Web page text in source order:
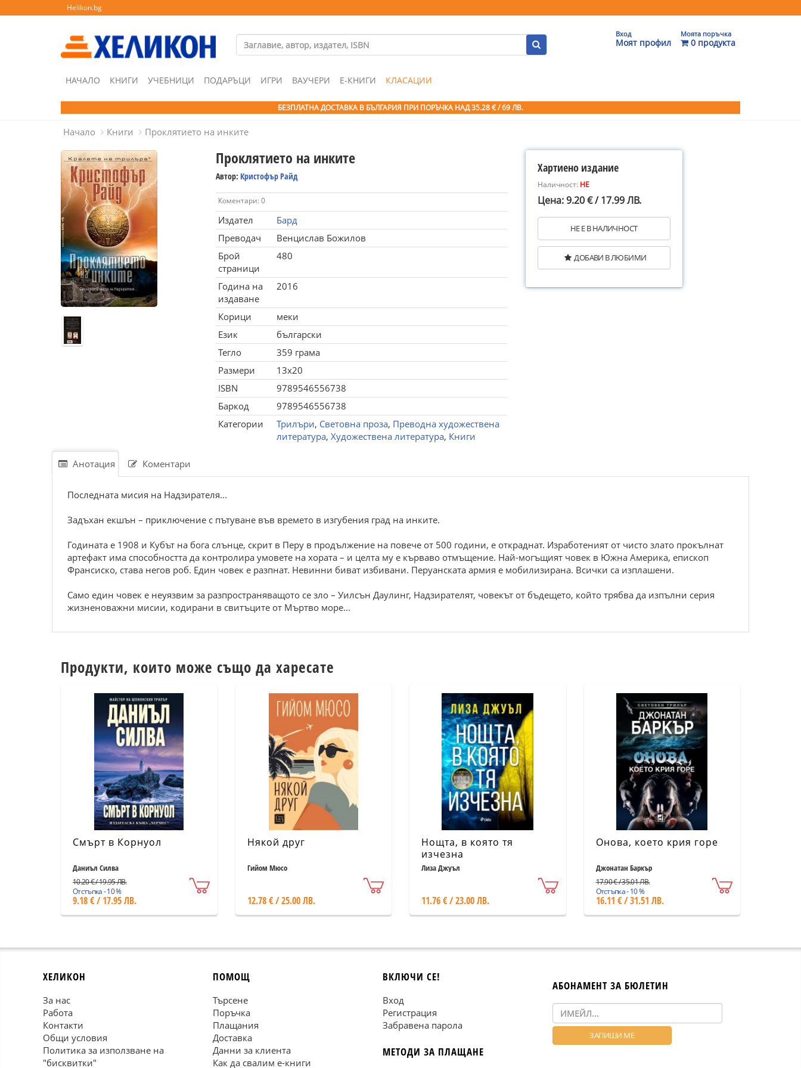
Helikon.bg
Вход
Моят профил
Моята поръчка
0 продукта
НАЧАЛО КНИГИ УЧЕБНИЦИ ПОДАРЪЦИ ИГРИ ВАУЧЕРИ Е-КНИГИ КЛАСАЦИИ
БЕЗПЛАТНА ДОСТАВКА В БЪЛГАРИЯ ПРИ ПОРЪЧКА НАД 35.28 € / 69 ЛВ.
Начало Книги Проклятието на инките
Проклятието на инките
Автор: Кристофър Райд
Коментари: 0
Издател
Бард
Преводач
Венцислав Божилов
Брой
страници
480
Година на
издаване
2016
Корици
меки
Език
български
Тегло
359 грама
Размери
13x20
ISBN
9789546556738
Баркод
9789546556738
Категории
Трилъри, Световна проза, Преводна художествена
литература, Художествена литература, Книги
Хартиено издание
Наличност: НЕ
Цена: 9.20 € / 17.99 ЛВ.
НЕ Е В НАЛИЧНОСТ
ДОБАВИ В ЛЮБИМИ
Анотация Коментари
Последната мисия на Надзирателя...
Задъхан екшън – приключение с пътуване във времето в изгубения град на инките.
Годината е 1908 и Кубът на бога слънце, скрит в Перу в продължение на повече от 500 години, е откраднат. Изработеният от чисто злато прокълнат
артефакт има способността да контролира умовете на хората – и целта му е кърваво отмъщение. Най-могъщият човек в Южна Америка, епископ
Франсиско, става негов роб. Един човек е разпнат. Невинни биват избивани. Перуанската армия е мобилизирана. Всички са изплашени.
Само един човек е неуязвим за разпространяващото се зло – Уилсън Даулинг, Надзирателят, човекът от бъдещето, който трябва да изпълни серия
жизненоважни мисии, кодирани в свитъците от Мъртво море...
Продукти, които може също да харесате
Смърт в Корнуол
Даниъл Силва
10.20 € / 19.95 ЛВ.
Отстъпка - 10 %
9.18 € / 17.95 ЛВ.
Някой друг
Гийом Мюсо
12.78 € / 25.00 ЛВ.
Нощта, в която тя
изчезна
Лиза Джуъл
11.76 € / 23.00 ЛВ.
Онова, което крия горе
Джонатан Баркър
17.90 € / 35.01 ЛВ.
Отстъпка - 10 %
16.11 € / 31.51 ЛВ.
ХЕЛИКОН
За нас
Работа
Контакти
Общи условия
Политика за използване на
"бисквитки"
ПОМОЩ
Търсене
Поръчка
Плащания
Доставка
Данни за клиента
Как да свалим е-книги
ВКЛЮЧИ СЕ!
Вход
Регистрация
Забравена парола
МЕТОДИ ЗА ПЛАЩАНЕ
АБОНАМЕНТ ЗА БЮЛЕТИН